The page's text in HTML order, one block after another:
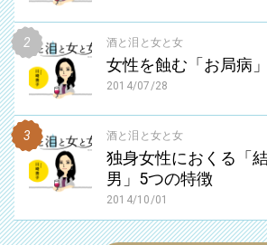
酒と泪と女と女
女性を蝕む「お局病
2014/07/28
酒と泪と女と女
独身女性におくる「
男」5つの特徴
2014/10/01